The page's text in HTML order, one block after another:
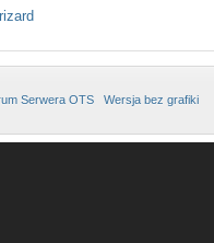
Serwera OTS Wersja bez grafiki